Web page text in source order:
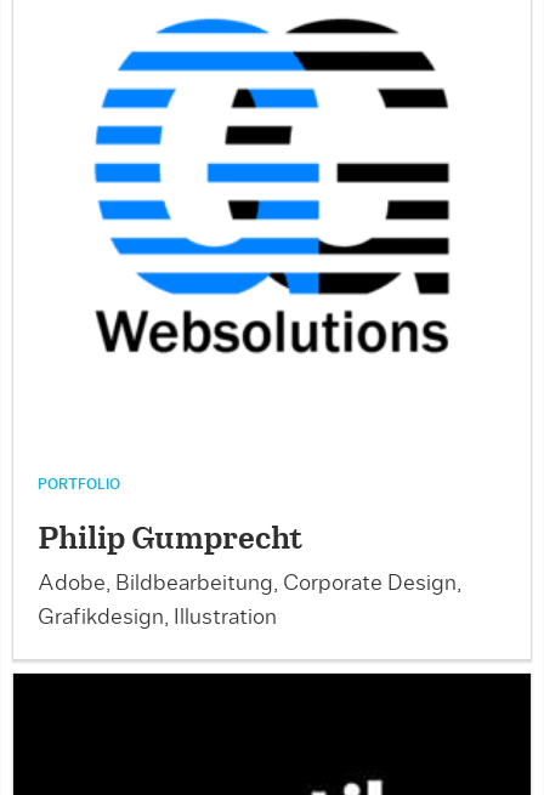
PORTFOLIO
Philip Gumprecht
Adobe, Bildbearbeitung, Corporate Design,
Grafikdesign, Illustration